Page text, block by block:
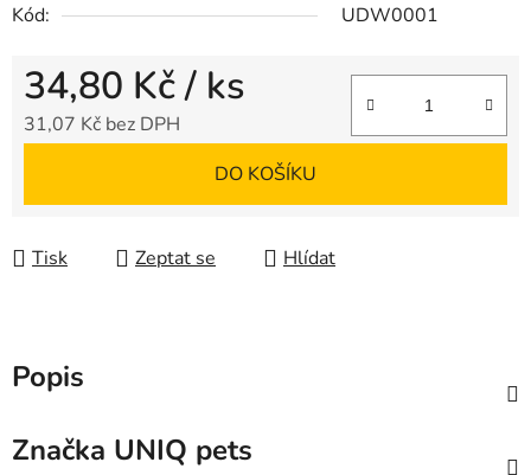
Kód:
UDW0001
34,80 Kč/ ks
31,07 Kč bez DPH
DO KOŠÍKU
Tisk Zeptat se Hlídat
Popis
Značka UNIQ pets